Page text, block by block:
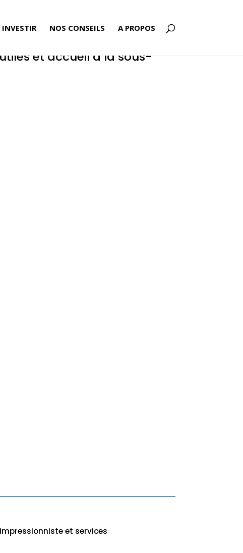
INVESTIR NOS CONSEILS A PROPOS
et accueil à la sous-
et services